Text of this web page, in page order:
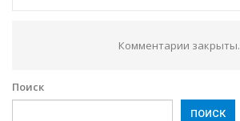
Комментарии закрыты.
Поиск
ПОИСК